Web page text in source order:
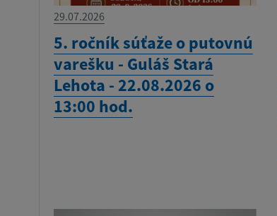
29.07.2026
5. ročník súťaže o putovnú
varešku - Guláš Stará
Lehota - 22.08.2026 o
13:00 hod.